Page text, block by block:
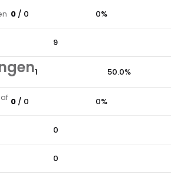
0 / 0 0%
9
1 50.0%
0 / 0 0%
0
0